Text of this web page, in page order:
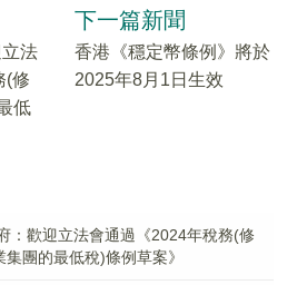
法
(修
低
下一篇新聞
香港《穩定幣條例》將於
2025年8月1日生效
：歡迎立法會通過《2024年稅務(修
團的最低稅)條例草案》